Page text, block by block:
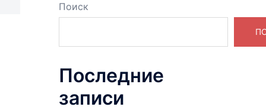
Поиск
Последние
записи